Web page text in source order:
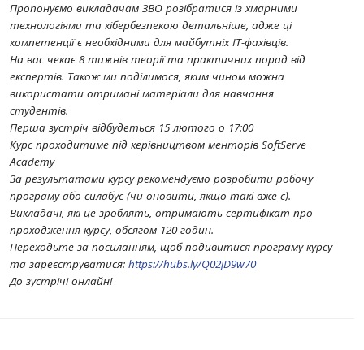
Пропонуємо викладачам ЗВО розібратися із хмарними
технологіями та кібербезпекою детальніше, адже ці
компетенції є необхідними для майбутніх ІТ-фахівців.
На вас чекає 8 тижнів теорії та практичних порад від
експертів. Також ми поділимося, яким чином можна
використати отримані матеріали для навчання
студентів.
Перша зустріч відбудеться 15 лютого о 17:00
Курс проходитиме під керівництвом менторів SoftServe
Academy
За результатами курсу рекомендуємо розробити робочу
програму або силабус (чи оновити, якщо такі вже є).
Викладачі, які це зроблять, отримають сертифікат про
проходження курсу, обсягом 120 годин.
Переходьте за посиланням, щоб подивитися програму курсу
та зареєструватися: https://hubs.ly/Q02jD9w70
До зустрічі онлайн!